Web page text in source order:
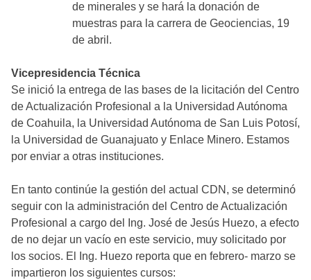
de minerales y se hará la donación de
muestras para la carrera de Geociencias, 19
de abril.
Vicepresidencia Técnica
Se inició la entrega de las bases de la licitación del Centro
de Actualización Profesional a la Universidad Autónoma
de Coahuila, la Universidad Autónoma de San Luis Potosí,
la Universidad de Guanajuato y Enlace Minero. Estamos
por enviar a otras instituciones.
En tanto continúe la gestión del actual CDN, se determinó
seguir con la administración del Centro de Actualización
Profesional a cargo del Ing. José de Jesús Huezo, a efecto
de no dejar un vacío en este servicio, muy solicitado por
los socios. El Ing. Huezo reporta que en febrero- marzo se
impartieron los siguientes cursos: